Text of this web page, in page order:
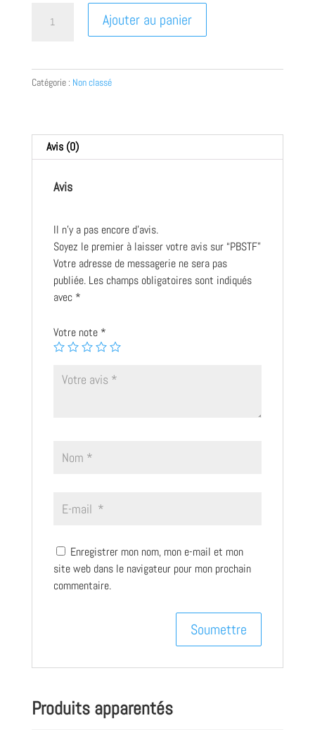
Ajouter au panier
Catégorie : Non classé
Avis (0)
Avis
Il n’y a pas encore d’avis.
Soyez le premier à laisser votre avis sur “PBSTF”
Votre adresse de messagerie ne sera pas
publiée.Les champs obligatoires sont indiqués
avec *
Votre note *
Enregistrer mon nom, mon e-mail et mon
site web dans le navigateur pour mon prochain
commentaire.
Produits apparentés